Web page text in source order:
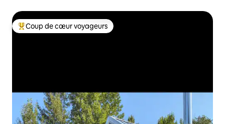
Coups de cœur voyageurs les plus appréciés
Coup de cœur voyageurs